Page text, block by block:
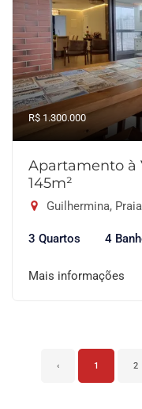
R$ 1.300.000
Apartamento à
145m²
Guilhermina,
3 Quartos 4
Mais informações
‹ 1 2